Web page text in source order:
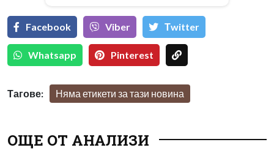
Facebook Viber Тwitter
Whatsapp Pinterest
Тагове: Няма етикети за тази новина
ОЩЕ ОТ АНАЛИЗИ